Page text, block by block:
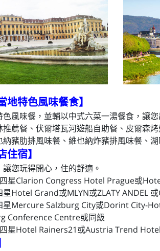
地特色風味餐食】
風味餐，並輔以中式六菜一湯餐食，讓
薦餐、伏爾塔瓦河遊船自助餐、皮爾森
豬肋排風味餐、維也納炸豬排風味餐、湖
住宿】
您玩得開心，住的舒適。
星Clarion Congress Hotel Prague或
Hotel Grand或MLYN或ZLATY ANDEL 或
Mercure Salzburg City或Dorint City-
Conference Centre或同級
星Hotel Rainers21或Austria Trend